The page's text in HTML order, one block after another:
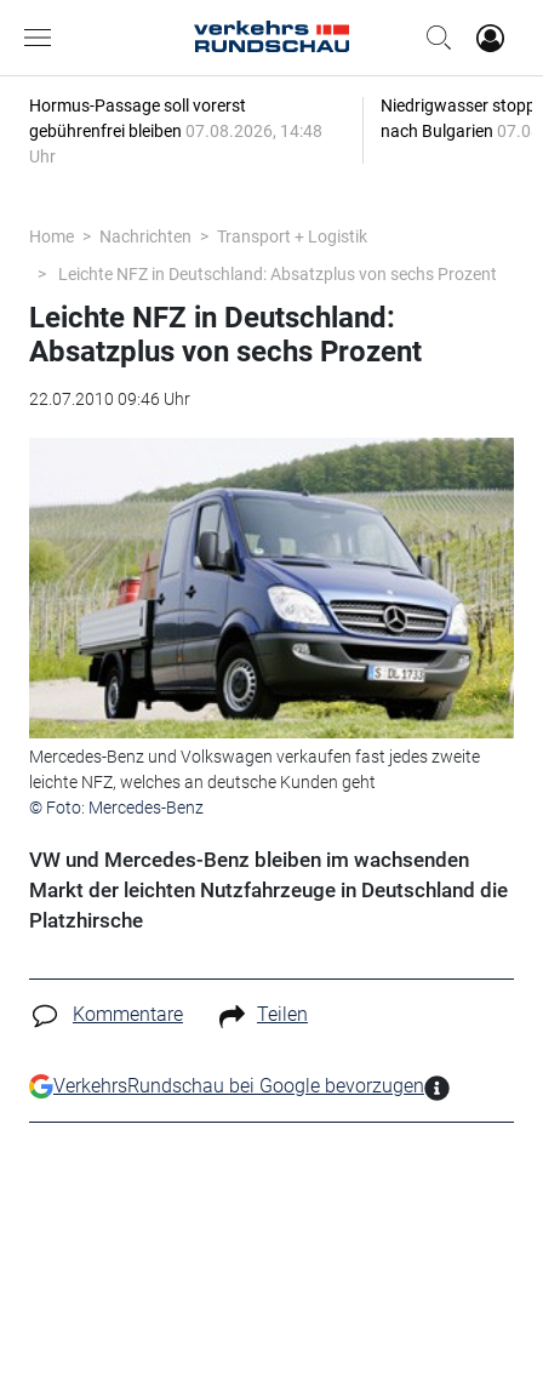
Hormus-Passage soll vorerst
gebührenfrei bleiben 07.08.2026, 14:48
Uhr
Niedrigwasser
nach Bulgarien
Home Nachrichten
Transport + Logistik
Leichte NFZ in Deutschland: Absatzplus von sechs Prozent
Leichte NFZ in Deutschland:
Absatzplus von sechs Prozent
22.07.2010 09:46 Uhr
Mercedes-Benz und Volkswagen verkaufen fast jedes zweite
leichte NFZ, welches an deutsche Kunden geht
© Foto: Mercedes-Benz
VW und Mercedes-Benz bleiben im wachsenden
Markt der leichten Nutzfahrzeuge in Deutschland die
Platzhirsche
Kommentare Teilen
VerkehrsRundschau bei Google bevorzugen